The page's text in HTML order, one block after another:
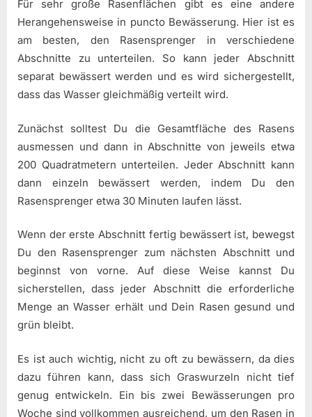
Für sehr große Rasenflächen gibt es eine andere
Herangehensweise in puncto Bewässerung. Hier ist es
am besten, den Rasensprenger in verschiedene
Abschnitte zu unterteilen. So kann jeder Abschnitt
separat bewässert werden und es wird sichergestellt,
dass das Wasser gleichmäßig verteilt wird.
Zunächst solltest Du die Gesamtfläche des Rasens
ausmessen und dann in Abschnitte von jeweils etwa
200 Quadratmetern unterteilen. Jeder Abschnitt kann
dann einzeln bewässert werden, indem Du den
Rasensprenger etwa 30 Minuten laufen lässt.
Wenn der erste Abschnitt fertig bewässert ist, bewegst
Du den Rasensprenger zum nächsten Abschnitt und
beginnst von vorne. Auf diese Weise kannst Du
sicherstellen, dass jeder Abschnitt die erforderliche
Menge an Wasser erhält und Dein Rasen gesund und
grün bleibt.
Es ist auch wichtig, nicht zu oft zu bewässern, da dies
dazu führen kann, dass sich Graswurzeln nicht tief
genug entwickeln. Ein bis zwei Bewässerungen pro
Woche sind vollkommen ausreichend, um den Rasen in